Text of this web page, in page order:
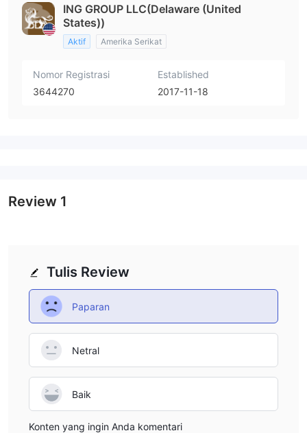
ING GROUP LLC(Delaware (United
States))
Aktif Amerika Serikat
Nomor Registrasi
3644270
Established
2017-11-18
Tulis Review
Paparan
Netral
Baik
Konten yang ingin Anda komentari
Review 1